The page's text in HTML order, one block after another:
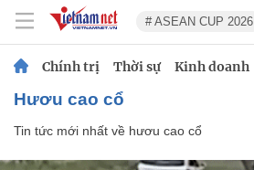
# ASEAN CUP 2026
Chính trị Thời sự Kinh doanh
hươu cao cổ
Tin tức mới nhất về hươu cao cổ